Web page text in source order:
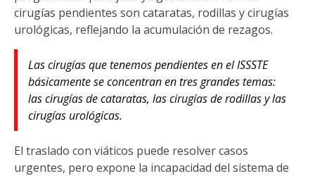
cirugías pendientes son cataratas, rodillas y cirugías
urológicas, reflejando la acumulación de rezagos.
Las cirugías que tenemos pendientes en el ISSSTE
básicamente se concentran en tres grandes temas:
las cirugías de cataratas, las cirugías de rodillas y las
cirugías urológicas.
El traslado con viáticos puede resolver casos
urgentes, pero expone la incapacidad del sistema de